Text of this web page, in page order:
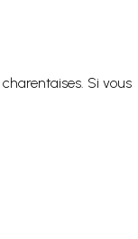
Si vous